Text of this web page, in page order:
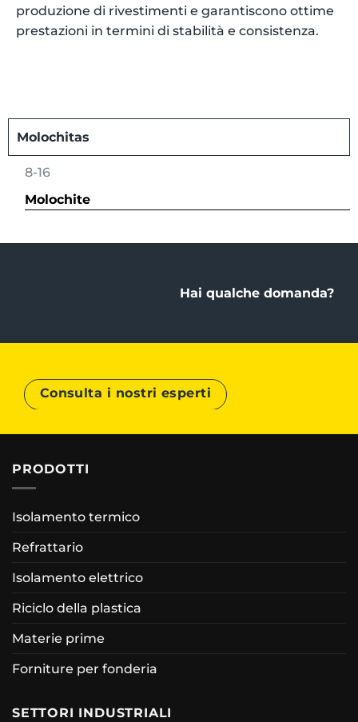
Molochitas
8-16
Molochite
produzione di rivestimenti e garantiscono ottime
prestazioni in termini di stabilità e consistenza.
Hai qualche domanda?
Consulta i nostri esperti
PRODOTTI
Isolamento termico
Refrattario
Isolamento elettrico
Riciclo della plastica
Materie prime
Forniture per fonderia
SETTORI INDUSTRIALI